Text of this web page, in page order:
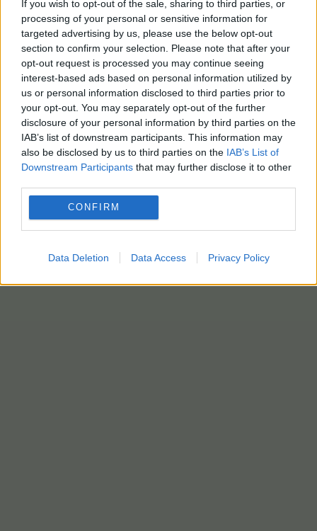
If you wish to opt-out of the sale, sharing to third parties, or
processing of your personal or sensitive information for
targeted advertising by us, please use the below opt-out
section to confirm your selection. Please note that after your
opt-out request is processed you may continue seeing
interest-based ads based on personal information utilized by
us or personal information disclosed to third parties prior to
your opt-out. You may separately opt-out of the further
disclosure of your personal information by third parties on the
IAB’s list of downstream participants. This information may
also be disclosed by us to third parties on the IAB’s List of
Downstream Participants that may further disclose it to other
CONFIRM
Data Deletion Data Access Privacy Policy